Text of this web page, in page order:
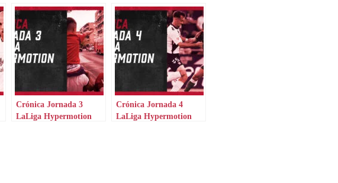
Crónica Jornada 3
LaLiga Hypermotion
Crónica Jornada 4
LaLiga Hypermotion